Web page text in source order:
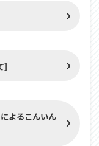
によるこんいん